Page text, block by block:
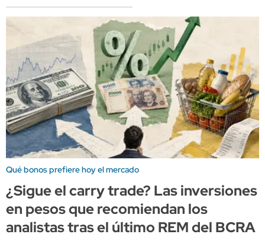
Qué bonos prefiere hoy el mercado
¿Sigue el carry trade? Las inversiones
en pesos que recomiendan los
analistas tras el último REM del BCRA